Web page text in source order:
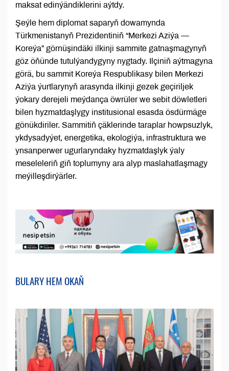
maksat edinýändiklerini aýtdy.
Şeýle hem diplomat saparyň dowamynda
Türkmenistanyň Prezidentiniň “Merkezi Aziýa —
Koreýa” görnüşindäki ilkinji sammite gatnaşmagynyň
göz öňünde tutulýandygyny nygtady. Ilçiniň aýtmagyna
görä, bu sammit Koreýa Respublikasy bilen Merkezi
Aziýa ýurtlarynyň arasynda ilkinji gezek geçiriljek
ýokary derejeli meýdança öwrüler we sebit döwletleri
bilen hyzmatdaşlygy institusional esasda ösdürmäge
gönükdiriler. Sammitiň çäklerinde taraplar howpsuzlyk,
ykdysadyýet, energetika, ekologiýa, infrastruktura we
ynsanperwer ugurlaryndaky hyzmatdaşlyk ýaly
meseleleriň giň toplumyny ara alyp maslahatlaşmagy
meýilleşdirýärler.
BULARY HEM OKAŇ